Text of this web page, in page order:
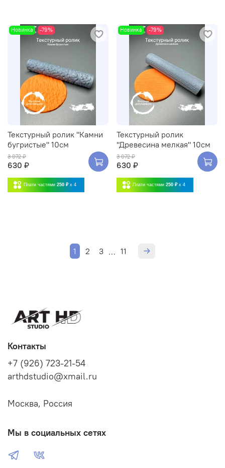
Новинка -79%
Текстурный ролик "Камни
бугристые" 10см
3 072 ₽
630 ₽
Плати частями 250 ₽ x 4
Новинка -79%
Текстурный ролик
"Древесина мелкая" 10см
3 072 ₽
630 ₽
Плати частями 250 ₽ x 4
1 2 3 … 11
Контакты
+7 (926) 723-21-54
arthdstudio@xmail.ru
Москва, Россия
Мы в социальных сетях